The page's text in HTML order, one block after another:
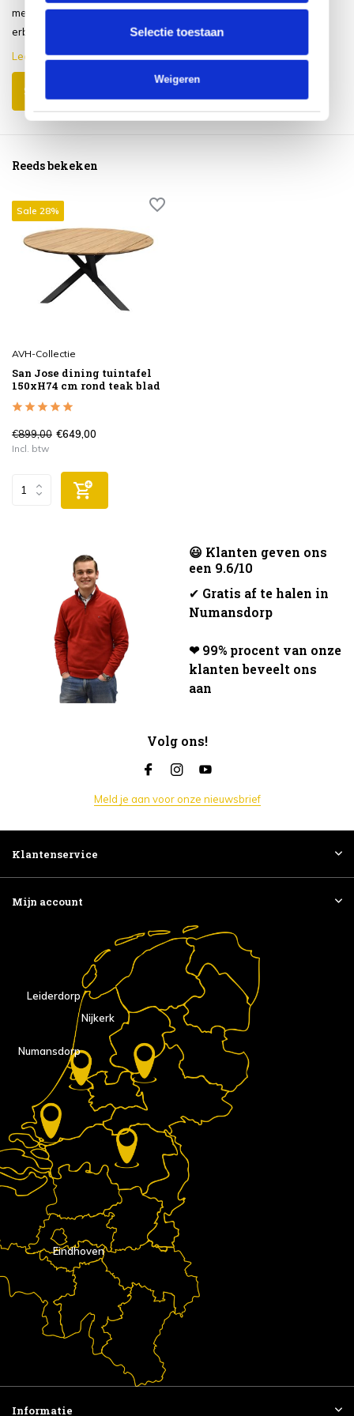
Selectie toestaan
Weigeren
met 2 handen net te doen. Een paar
erbij wel...
Lees meer
Schrijf je eigen review
Reeds bekeken
Sale 28%
AVH-Collectie
San Jose dining tuintafel
150xH74 cm rond teak blad
€899,00 €649,00
Incl. btw
😃 Klanten geven ons
een 9.6/10
✔ Gratis af te halen in
Numansdorp
❤ 99% procent van onze
klanten beveelt ons
aan
Volg ons!
Meld je aan voor onze nieuwsbrief
Klantenservice
Mijn account
Eindhoven
Nijkerk
Numansdorp
Leiderdorp
Informatie